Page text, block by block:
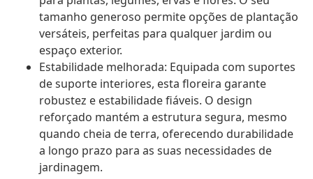
tamanho generoso permite opções de plantação
versáteis, perfeitas para qualquer jardim ou
espaço exterior.
Estabilidade melhorada: Equipada com suportes
de suporte interiores, esta floreira garante
robustez e estabilidade fiáveis. O design
reforçado mantém a estrutura segura, mesmo
quando cheia de terra, oferecendo durabilidade
a longo prazo para as suas necessidades de
jardinagem.